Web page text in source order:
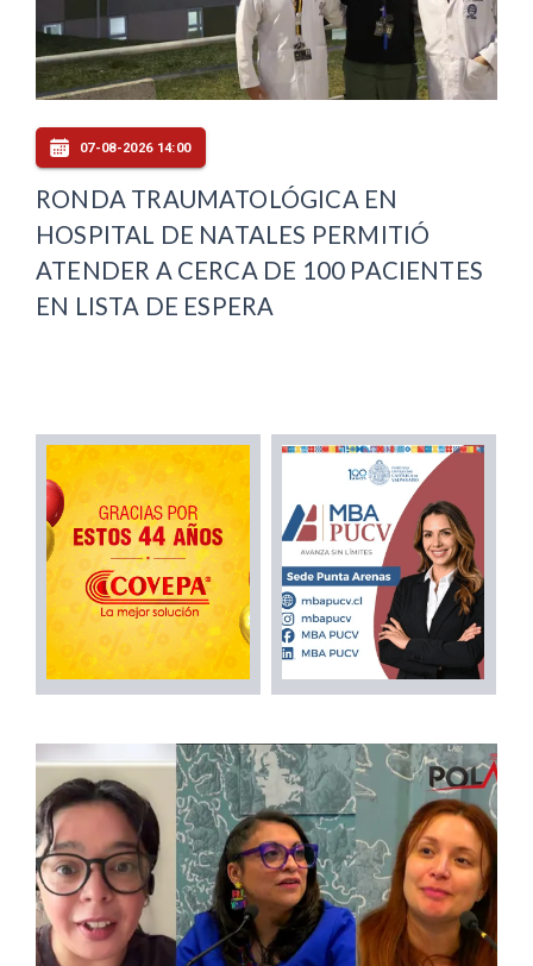
07-08-2026 14:00
RONDA TRAUMATOLÓGICA EN
HOSPITAL DE NATALES PERMITIÓ
ATENDER A CERCA DE 100 PACIENTES
EN LISTA DE ESPERA